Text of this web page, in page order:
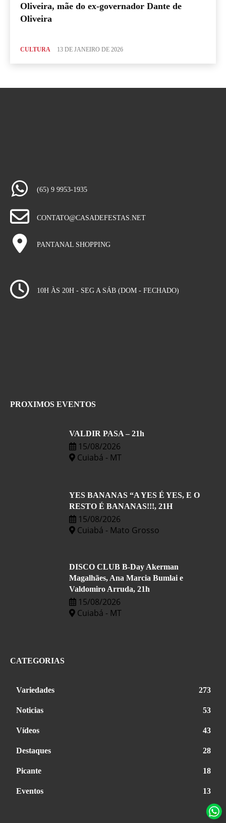
Oliveira, mãe do ex-governador Dante de
Oliveira
CULTURA 13 DE JANEIRO DE 2026
(65) 9 9953-1935
CONTATO@CASADEFESTAS.NET
PANTANAL SHOPPING
10H ÀS 20H - SEG A SÁB (DOM - FECHADO)
PROXIMOS EVENTOS
VALDIR PASA – 21h
15/08/2026
Cuiabá - MT
YES BANANAS “A YES É YES, E O
RESTO É BANANAS!!!, 21H
15/08/2026
Cuiabá - Mato Grosso
DISCO CLUB B-Day Akerman
Magalhães, Ana Marcia Bumlai e
Valdomiro Arruda, 21h
15/08/2026
Cuiabá - MT
CATEGORIAS
Variedades 273
Noticias 53
Vídeos 43
Destaques 28
Picante 18
Eventos 13